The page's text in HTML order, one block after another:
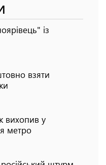
із
взяти
вихопив у
метро